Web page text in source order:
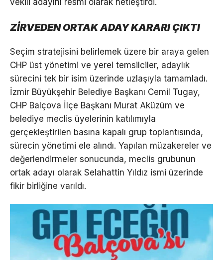
ZİRVEDEN ORTAK ADAY KARARI ÇIKTI
Seçim stratejisini belirlemek üzere bir araya gelen
CHP üst yönetimi ve yerel temsilciler, adaylık
sürecini tek bir isim üzerinde uzlaşıyla tamamladı.
İzmir Büyükşehir Belediye Başkanı Cemil Tugay,
CHP Balçova İlçe Başkanı Murat Aküzüm ve
belediye meclis üyelerinin katılımıyla
gerçekleştirilen basına kapalı grup toplantısında,
sürecin yönetimi ele alındı. Yapılan müzakereler ve
değerlendirmeler sonucunda, meclis grubunun
ortak adayı olarak Selahattin Yıldız ismi üzerinde
fikir birliğine varıldı.